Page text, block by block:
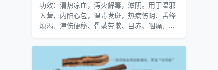
功效：清热凉血，泻火解毒，滋阴。用于温邪
入营，内陷心包，温毒发斑，热病伤阴、舌绛
烦渴、津伤便秘、骨蒸劳嗽、目赤、咽痛、瘰